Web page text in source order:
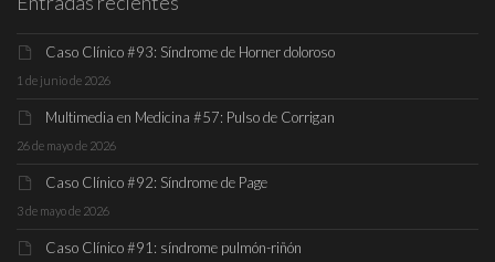
Caso Clínico #93: Síndrome de Horner doloroso
1 de junio de 2026
Multimedia en Medicina #57: Pulso de Corrigan
26 de mayo de 2026
Caso Clínico #92: Síndrome de Page
3 de mayo de 2026
Caso Clínico #91: síndrome pulmón-riñón